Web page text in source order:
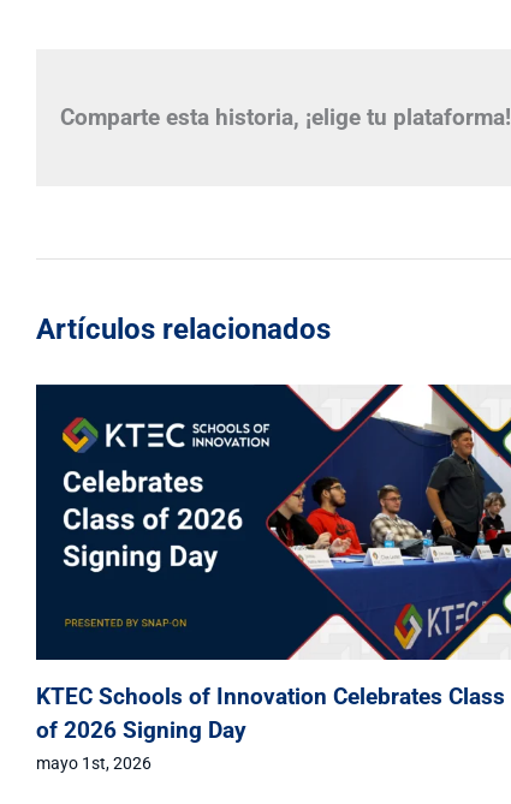
Comparte esta historia, ¡elige tu plataforma!
Artículos relacionados
KTEC Schools of Innovation Celebrates Class
of 2026 Signing Day
mayo 1st, 2026